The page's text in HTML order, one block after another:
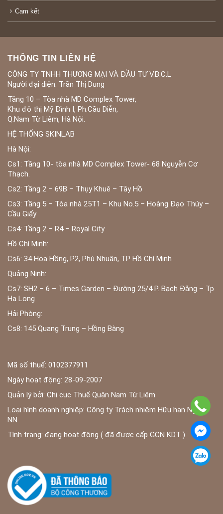
Cam kết
THÔNG TIN LIÊN HỆ
CÔNG TY TNHH THƯƠNG MẠI VÀ ĐẦU TƯ V.B.C.L
Người đại diện: Trần Thị Dung
Tầng 10 – Tòa nhà MD Complex Tower,
Khu đô thị Mỹ Đình I, Ph.Cầu Diễn,
Q.Nam Từ Liêm, Hà Nội.
HỆ THỐNG SKINLAB
Hà Nội:
Cs1: Tầng 10- tòa nhà MD Complex Tower- 68 Nguyễn Cơ
Thạch.
Cs2: Tầng 2 – 69B – Thụy Khuê – Tây Hồ
Cs3: Tầng 5 – Tòa nhà 25T1 – Khu No.5 – Hoàng Đạo Thúy –
Cầu Giấy
Cs4: Tầng 2 – R4 – Royal City
Hồ Chí Minh:
Cs6: 34 Hoa Hồng, P2, Phú Nhuận, TP Hồ Chí Minh
Quảng Ninh:
Cs7: SH2 – 6 – Times Garden – Đường 25/4 P. Bạch Đằng – Tp
Hạ Long
Hải Phòng:
Cs8: 145 Quang Trung – Hồng Bàng
Mã số thuế: 0102377911
Ngày hoạt động: 28-09-2007
Quản lý bởi: Chi cục Thuế Quận Nam Từ Liêm
Loại hình doanh nghiệp: Công ty Trách nhiệm Hữu hạn Ngoài
NN
Tình trạng: đang hoạt động ( đã được cấp GCN KDT )